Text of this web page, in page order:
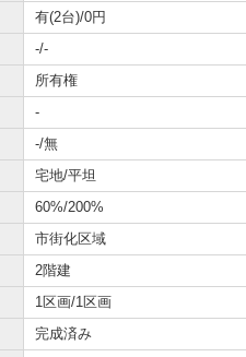
有(2台)/0円
-/-
所有権
-
-/無
宅地/平坦
60%/200%
市街化区域
2階建
1区画/1区画
完成済み